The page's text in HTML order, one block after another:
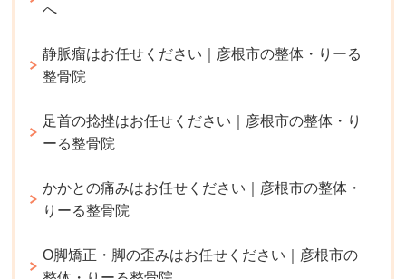
へ
静脈瘤はお任せください｜彦根市の整体・りーる
整骨院
足首の捻挫はお任せください｜彦根市の整体・り
ーる整骨院
かかとの痛みはお任せください｜彦根市の整体・
りーる整骨院
O脚矯正・脚の歪みはお任せください｜彦根市の